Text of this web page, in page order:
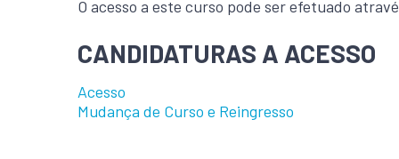
O acesso a este curso pode ser efetuado
CANDIDATURAS A ACESSO
Acesso
Mudança de Curso e Reingresso